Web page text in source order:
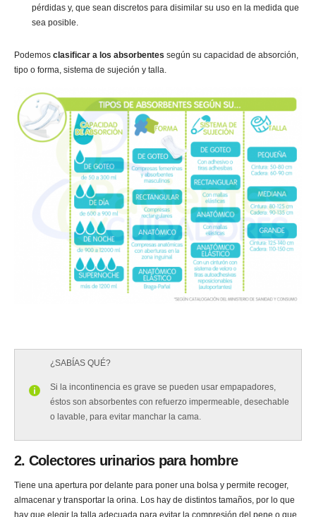
pérdidas y, que sean discretos para disimilar su uso en la medida que
sea posible.
Podemos clasificar a los absorbentes según su capacidad de absorción,
tipo o forma, sistema de sujeción y talla.
¿SABÍAS QUÉ?
Si la incontinencia es grave se pueden usar empapadores,
éstos son absorbentes con refuerzo impermeable, desechable
o lavable, para evitar manchar la cama.
2. Colectores urinarios para hombre
Tiene una apertura por delante para poner una bolsa y permite recoger,
almacenar y transportar la orina. Los hay de distintos tamaños, por lo que
hay que elegir la talla adecuada para evitar la compresión del pene o que